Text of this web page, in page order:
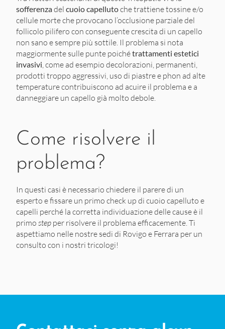
sofferenzadel cuoio capellutoche trattiene tossine e/o
cellule morte che provocano l’occlusione parziale del
follicolo pilifero con conseguente crescita di un capello
non sano e sempre più sottile. Il problema si nota
maggiormente sulle punte poichétrattamenti estetici
invasivi, come ad esempio decolorazioni, permanenti,
prodotti troppo aggressivi, uso di piastre e phon ad alte
temperature contribuiscono ad acuire il problema e a
danneggiare un capello già molto debole.
Come risolvere il
problema?
In questi casi è necessario chiedere il parere di un
esperto e fissare un primo check up di cuoio capelluto e
capelli perché la corretta individuazione delle cause è il
primo step per risolvere il problema efficacemente. Ti
aspettiamo nelle nostre sedi di Rovigo e Ferrara per un
consulto con i nostri tricologi!